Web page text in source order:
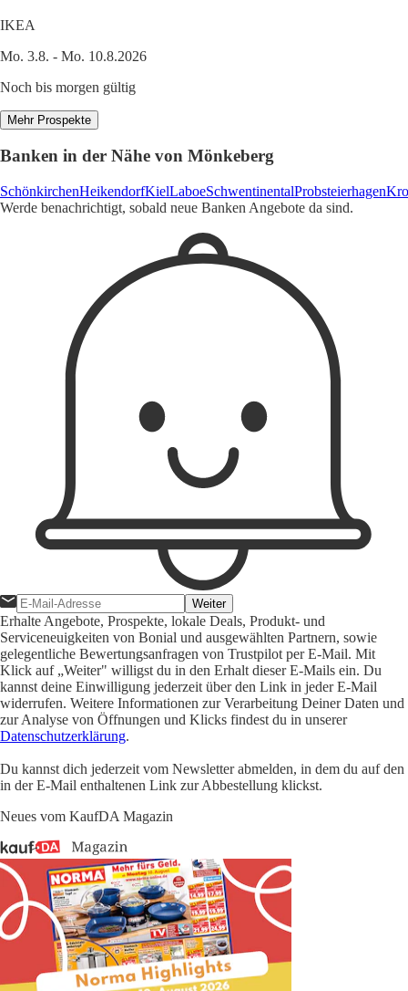
IKEA
Mo. 3.8. - Mo. 10.8.2026
Noch bis morgen gültig
Mehr Prospekte
Banken in der Nähe von Mönkeberg
SchönkirchenHeikendorfKielLaboeSchwentinentalProbsteierhagen
Werde benachrichtigt, sobald neue Banken Angebote da sind.
Weiter
Erhalte Angebote, Prospekte, lokale Deals, Produkt- und
Serviceneuigkeiten von Bonial und ausgewählten Partnern, sowie
gelegentliche Bewertungsanfragen von Trustpilot per E-Mail. Mit
Klick auf „Weiter" willigst du in den Erhalt dieser E-Mails ein. Du
kannst deine Einwilligung jederzeit über den Link in jeder E-Mail
widerrufen. Weitere Informationen zur Verarbeitung Deiner Daten und
zur Analyse von Öffnungen und Klicks findest du in unserer
Datenschutzerklärung.
Du kannst dich jederzeit vom Newsletter abmelden, in dem du auf den
in der E-Mail enthaltenen Link zur Abbestellung klickst.
Neues vom KaufDA Magazin